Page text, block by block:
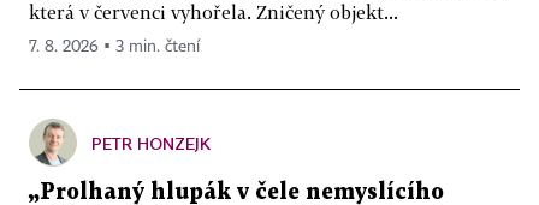
která v červenci vyhořela. Zničený objekt...
7. 8. 2026 ▪ 3 min. čtení
PETR HONZEJK
„Prolhaný hlupák v čele nemyslícího